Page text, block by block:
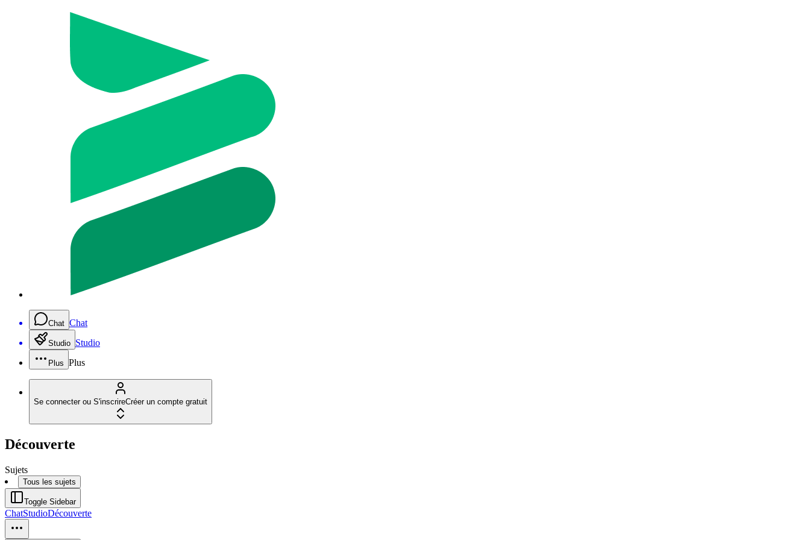
Chat Chat
Studio Studio
Plus Plus
Se connecter ou S'inscrireCréer un compte gratuit
Découverte
Sujets
Tous les sujets
Toggle Sidebar
ChatStudioDécouverte